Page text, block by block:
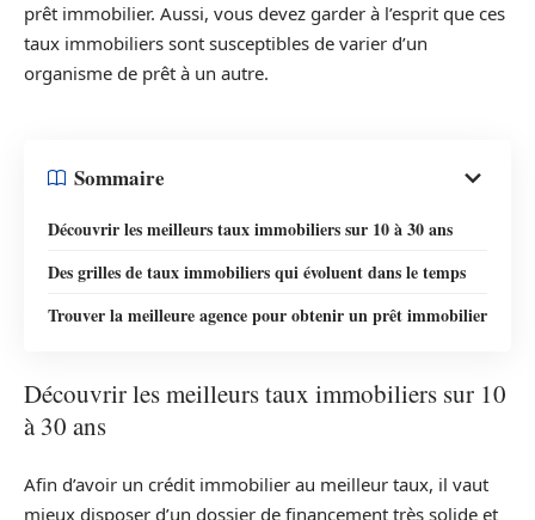
prêt immobilier. Aussi, vous devez garder à l’esprit que ces
taux immobiliers sont susceptibles de varier d’un
organisme de prêt à un autre.
Sommaire
Découvrir les meilleurs taux immobiliers sur 10 à 30 ans
Des grilles de taux immobiliers qui évoluent dans le temps
Trouver la meilleure agence pour obtenir un prêt immobilier
Découvrir les meilleurs taux immobiliers sur 10
à 30 ans
Afin d’avoir un crédit immobilier au meilleur taux, il vaut
mieux disposer d’un dossier de financement très solide et